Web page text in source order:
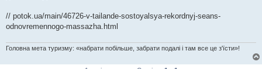
// potok.ua/main/46726-v-tailande-sostoyalsya-rekordnyj-seans-
odnovremennogo-massazha.html
Головна мета туризму: «набрати побільше, забрати подалі і там все це з'їсти»!